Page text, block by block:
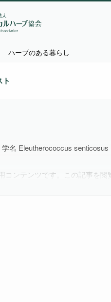
ハーブのある暮らし
名 Eleutherococcus
コンテンツです。この記事を閲